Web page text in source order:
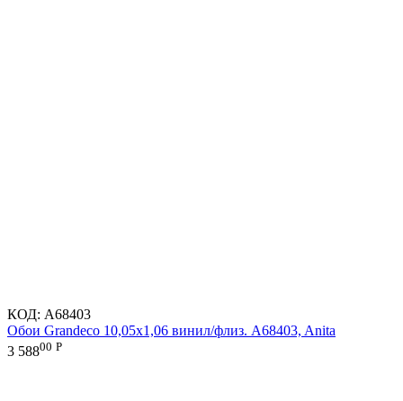
КОД: A68403
Обои Grandeco 10,05х1,06 винил/флиз. A68403, Anita
3 58800 Р